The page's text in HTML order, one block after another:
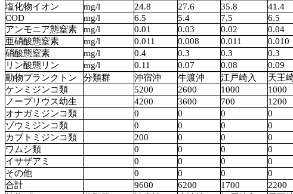
塩化物イオン
mg/l 24.8 27.6 35.8 41.4
COD
mg/l 6.5 5.4 7.5 6.5
アンモニア態窒素
mg/l 0.01 0.03 0.02 0.04
亜硝酸態窒素
mg/l 0.011 0.008 0.011 0.010
硝酸態窒素
mg/l 0.4 0.3 0.3 0.3
リン酸態リン
mg/l 0.11 0.07 0.08 0.09
動物プランクトン
分類群 沖宿沖 牛渡沖 江戸崎入 天王
ケンミジンコ類
5200 2600 1000 1000
ノープリウス幼生
4200 3600 700 1200
オナガミジンコ類
0 0 0 0
ゾウミジンコ類
0 0 0 0
カブトミジンコ類
200 0 0 0
ワムシ類
0 0 0 0
イサザアミ
0 0 0 0
その他
0 0 0 0
合計
9600 6200 1700 2200